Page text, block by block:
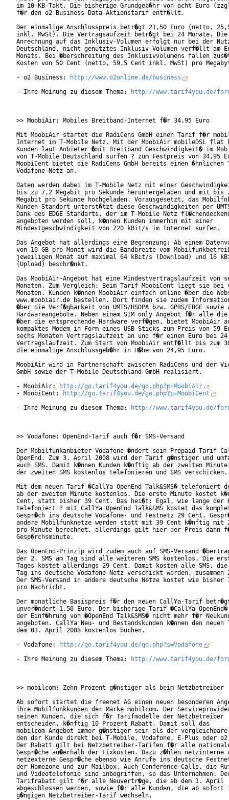
im 10-KB-Takt. Die bisherige Grundgeb�hr von acht Euro
f�r den o2 Business-Data-Aktionstarif entf�llt.
Der einmalige Anschlusspreis betr�gt 21,50 Euro (netto,
inkl. MwSt). Die Vertragsaufzeit betr�gt bei 24 Monate. Die
Anrechnung auf das Inklusiv-Volumen erfolgt nur bei der
Deutschland, nicht genutztes Inklusiv-Volumen verf�llt am
Monats. Bei �berschreitung des Inklusivvolumens fallen
Kosten von 50 Cent (netto, 59,5 Cent inkl. MwSt) pro
- o2 Business:
http://www.o2online.de/business
- Ihre Meinung zu diesem Thema:
http://www.tarif4you.de/
>> MoobiAir: Mobiles Breitband-Internet f�r 34,95 Euro
Mit MoobiAir startet die RadiCens GmbH einen Tarif f�r
Internet im T-Mobile Netz. Mit der MoobiAir mobileDSL flat
Kunden laut Anbieter �mit Breitband Geschwindigkeit� im
von T-Mobile Deutschland surfen ? zum Festpreis von 34,95
MoobiCent bietet die RadiCens GmbH bereits einen
Vodafone-Netz an.
Daten werden dabei im T-Mobile Netz mit einer
bis zu 7,2 Megabit pro Sekunde heruntergeladen und mit bis
Megabit pro Sekunde hochgeladen. Vorausgesetzt, das
Kunden-Standort unterst�tzt diese Geschwindigkeiten per
Dank des EDGE Standarts, der im T-Mobile Netz
angeboten werden soll, k�nnen Kunden immerhin mit einer
Mindestgeschwindigkeit von 220 kBit/s im Internet
Das Angebot hat allerdings eine Begrenzung: Ab einem
von 10 GB pro Monat wird die Bandbreite vom
jeweiligen Monat auf maximal 64 kBit/s (Download) und 16
(Upload) beschr�nkt.
Das MoobiAir-Angebot hat eine Mindestvertragslaufzeit von
Monaten. Zum Vergleich: Beim Tarif MoobiCent liegt sie bei
Monaten. Kunden k�nnen MoobiAir einfach online �ber die
www.moobiair.de bestellen. Dort finden sie zudem
�ber die Verf�gbarkeit von UMTS/HSDPA bzw. GPRS/EDGE
Hardwareangebote. Neben einem SIM only Angebot f�r alle die
�ber die entsprechende Hardware verf�gen, bietet MoobiAir
kompaktes Modem in Form eines USB-Sticks zum Preis von 59
sechs Monaten Vertragslaufzeit an und f�r einen Euro bei 24
Vertragslaufzeit. Zum Start von MoobiAir entf�llt bis zum
die einmalige Anschlussgeb�hr in H�he von 24,95
MoobiAir wird in Partnerschaft zwischen RadiCens und der
GmbH sowie der T-Mobile Deutschland GmbH realisiert.
- MoobiAir:
http://go.tarif4you.de/go.php?p=MoobiAir
- MoobiCent:
http://go.tarif4you.de/go.php?p=MoobiCent
- Ihre Meinung zu diesem Thema:
http://www.tarif4you.de/
>> Vodafone: OpenEnd-Tarif auch f�r SMS-Versand
Der Mobilfunkanbieter Vodafone �ndert sein Prepaid-Tarif
OpenEnd. Zum 3. April 2008 wird der Tarif g�nstiger und
auch SMS. Damit k�nnen Kunden k�nftig ab der zweiten Minute
der zweiten SMS kostenlos telefonieren und SMS verschicken.
Mit dem neuen Tarif �CallYa OpenEnd Talk&SMS� telefoniert
ab der zweiten Minute kostenlos. Die erste Minute kostet
Cent, statt bisher 39 Cent. Das hei�t: Egal, wie lange der
telefoniert ? mit CallYa OpenEnd Talk&SMS kostet das
Gespr�ch ins deutsche Vodafone- und Festnetz 29 Cent.
andere Mobilfunknetze werden statt mit 39 Cent k�nftig mit
pro Minute berechnet, allerdings gilt hier der Preis dann
Gesp�rchsminute.
Das OpenEnd-Prinzip wird zudem auch auf SMS-Versand
der 2. SMS am Tag sind alle weiteren SMS kostenlos. Die
Tages kostet allerdings 29 Cent. Damit kosten alle SMS, die
Tag ins deutsche Vodafone-Netz verschickt werden, zusammen
Der SMS-Versand in andere deutsche Netze kostet wie bisher
pro Nachricht.
Der monatliche Basispreis f�r den neuen CallYa-Tarif
unver�ndert 1,50 Euro. Der bisherige Tarif �CallYa
der Einf�hrung von �OpenEnd Talk&SMS� nicht mehr f�r
angeboten. CallYa Neu- und Bestandskunden k�nnen den
dem 03. April 2008 kostenlos buchen.
- Vodafone:
http://go.tarif4you.de/go.php?s=Vodafone
- Ihre Meinung zu diesem Thema:
http://www.tarif4you.de/
>> mobilcom: Zehn Prozent g�nstiger als beim Netzbetreiber
Ab sofort startet die freenet AG einen neuen besonderen
ihre Mobilfunkkunden der Marke mobilcom. Der
seinen Kunden, die sich f�r Tarifmodelle der Netzbetreiber
entscheiden, k�nftig 10 Prozent Rabatt. Damit soll das
mobilcom-Angebot immer g�nstiger sein als der
den der Kunde direkt bei T-Mobile, Vodafone, E-Plus oder o2
Der Rabatt gilt bei Netzbetreiber-Tarifen f�r alle
Gespr�che au�erhalb der Fixkosten. Dazu z�hlen netzinterne
netzexterne Gespr�che ebenso wie Anrufe ins deutsche
der Homezone und zur Mailbox. Auch Conference-Calls, die
und Videotelefonie sind inbegriffen, so das Unternehmen.
Tarifrabatt gilt f�r alle Neuvertr�ge, die ab dem 1. April
abgeschlossen werden, sowie f�r alle Kunden, die ab sofort
g�ngigen Netzbetreiber-Tarif wechseln.